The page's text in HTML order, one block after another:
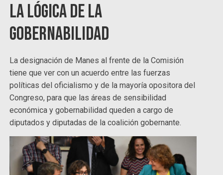
La lógica de la
gobernabilidad
La designación de Manes al frente de la Comisión
tiene que ver con un acuerdo entre las fuerzas
políticas del oficialismo y de la mayoría opositora del
Congreso, para que las áreas de sensibilidad
económica y gobernabilidad queden a cargo de
diputados y diputadas de la coalición gobernante.